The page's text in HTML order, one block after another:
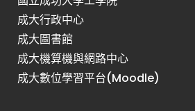
成大行政中心
成大圖書館
成大機算機與網路中心
成大數位學習平台(Moodle)